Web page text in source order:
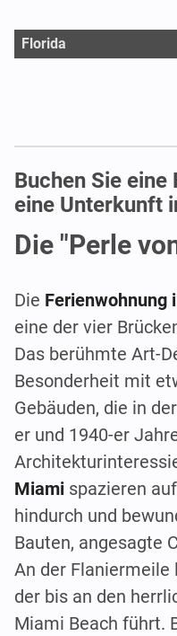
Florida
Buchen Sie
eine Unterkunft
Die "Perle
Die Ferienwohnung
eine der vier
Das berühmte Art-
Besonderheit mit
Gebäuden, die in
er und 1940-er
Miami spazieren
hindurch und
Bauten, angesagte
An der Flaniermeile
der bis an den
Miami Beach führt.